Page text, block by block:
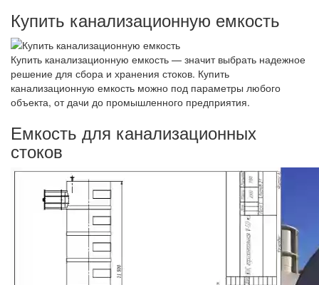
Купить канализационную емкость
Купить канализационную емкость — значит выбрать надежное
решение для сбора и хранения стоков. Купить
канализационную емкость можно под параметры любого
объекта, от дачи до промышленного предприятия.
Емкость для канализационных
стоков